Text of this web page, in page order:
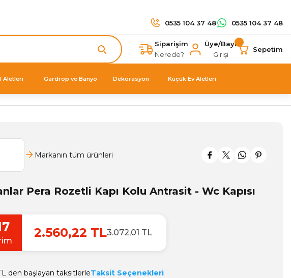
0535 104 37 48 0535 104 37 48
Siparişim
Nerede?
Üye/Bayi
Girişi
Sepetim
Aletleri Gardrop ve Banyo Dekorasyon Küçük Ev Aletleri
Markanın tüm ürünleri
Pera Rozetli Kapı Kolu Antrasit - Wc Kapısı
2.560,22 TL3.072,01 TL
den başlayan taksitlerleTaksit Seçenekleri